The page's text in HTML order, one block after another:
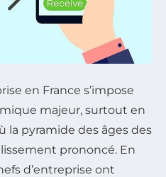
en France s’impose
majeur, surtout en
la pyramide des âges des
prononcé. En
d’entreprise ont